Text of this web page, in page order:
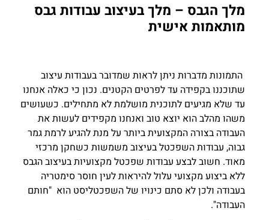
מלך הגבס – מלך בעיצוב עבודות גבס
מותאמות אישית
התמונות מדברות ניתן לראות שמדובר בעבודות עיצוב
שתוכננו בקפידה עד לפרטים הקטנים. נכון כי כאלה אנחנו
עד שלא מגיעים לתוכנית מושלמת לא מתחילים. כשעושים
משהו מהלב הוא יוצא טוב ואנחנו מקפידים לעשות את
העבודה בצורה המקצועית ביותר על מנת להגיע לרמת גמר
גבוה, עבודות השפכטל בעיצוב משמשות כשחקן מרכזי
מאוד. חשוב לבצע עבודות שפכטל מקצועיות בעיצוב הגבס
ללא ביצוע מקצועי עלול להיראות לעין חוסר סימטריה
בעבודה ולכן לא סתם כינויו של השפכטליסט הוא "חותם
העבודה".